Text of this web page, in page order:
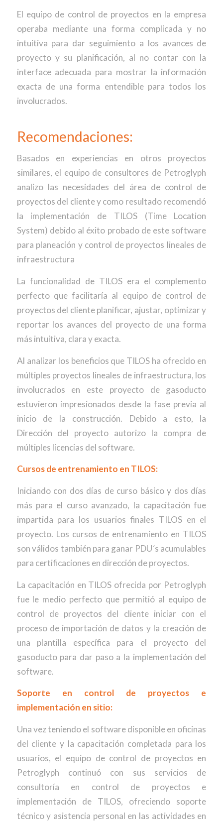
El equipo de control de proyectos en la empresa
operaba mediante una forma complicada y no
intuitiva para dar seguimiento a los avances de
proyecto y su planificación, al no contar con la
interface adecuada para mostrar la información
exacta de una forma entendible para todos los
involucrados.
Recomendaciones:
Basados en experiencias en otros proyectos
similares, el equipo de consultores de Petroglyph
analizo las necesidades del área de control de
proyectos del cliente y como resultado recomendó
la implementación de TILOS (Time Location
System) debido al éxito probado de este software
para planeación y control de proyectos lineales de
infraestructura
La funcionalidad de TILOS era el complemento
perfecto que facilitaría al equipo de control de
proyectos del cliente planificar, ajustar, optimizar y
reportar los avances del proyecto de una forma
más intuitiva, clara y exacta.
Al analizar los beneficios que TILOS ha ofrecido en
múltiples proyectos lineales de infraestructura, los
involucrados en este proyecto de gasoducto
estuvieron impresionados desde la fase previa al
inicio de la construcción. Debido a esto, la
Dirección del proyecto autorizo la compra de
múltiples licencias del software.
Cursos de entrenamiento en TILOS:
Iniciando con dos días de curso básico y dos días
más para el curso avanzado, la capacitación fue
impartida para los usuarios finales TILOS en el
proyecto. Los cursos de entrenamiento en TILOS
son válidos también para ganar PDU´s acumulables
para certificaciones en dirección de proyectos.
La capacitación en TILOS ofrecida por Petroglyph
fue le medio perfecto que permitió al equipo de
control de proyectos del cliente iniciar con el
proceso de importación de datos y la creación de
una plantilla específica para el proyecto del
gasoducto para dar paso a la implementación del
software.
Soporte en control de proyectos e
implementación en sitio:
Una vez teniendo el software disponible en oficinas
del cliente y la capacitación completada para los
usuarios, el equipo de control de proyectos en
Petroglyph continuó con sus servicios de
consultoría en control de proyectos e
implementación de TILOS, ofreciendo soporte
técnico y asistencia personal en las actividades en